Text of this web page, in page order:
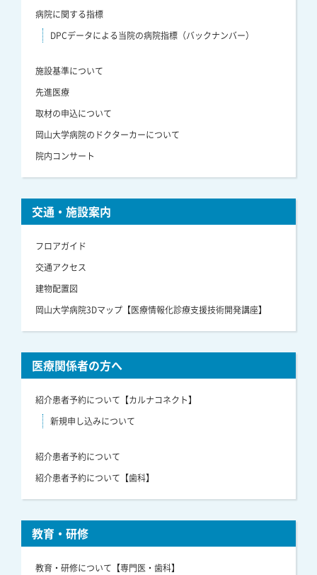
病院に関する指標
DPCデータによる当院の病院指標（バックナンバー）
施設基準について
先進医療
取材の申込について
岡山大学病院のドクターカーについて
院内コンサート
交通・施設案内
フロアガイド
交通アクセス
建物配置図
岡山大学病院3Dマップ【医療情報化診療支援技術開発講座】
医療関係者の方へ
紹介患者予約について【カルナコネクト】
新規申し込みについて
紹介患者予約について
紹介患者予約について【歯科】
教育・研修
教育・研修について【専門医・歯科】